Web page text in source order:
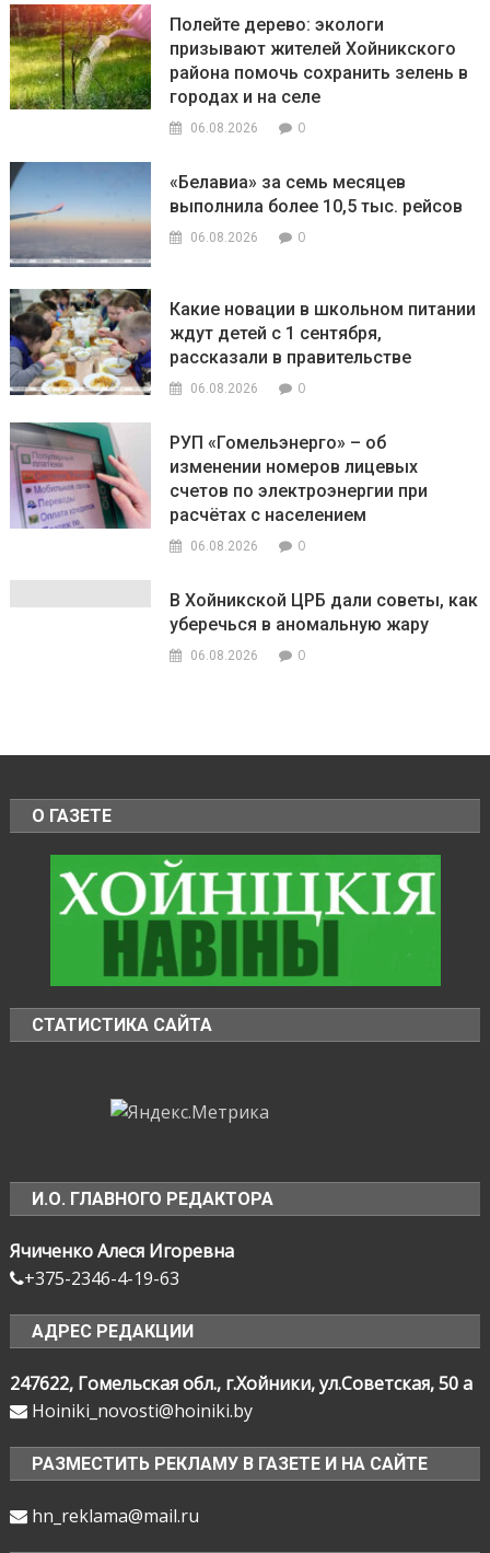
Полейте дерево: экологи
призывают жителей Хойникского
района помочь сохранить зелень в
городах и на селе
06.08.2026 0
«Белавиа» за семь месяцев
выполнила более 10,5 тыс. рейсов
06.08.2026 0
Какие новации в школьном питании
ждут детей с 1 сентября,
рассказали в правительстве
06.08.2026 0
РУП «Гомельэнерго» – об
изменении номеров лицевых
счетов по электроэнергии при
расчётах с населением
06.08.2026 0
В Хойникской ЦРБ дали советы, как
уберечься в аномальную жару
06.08.2026 0
О ГАЗЕТЕ
СТАТИСТИКА САЙТА
И.О. ГЛАВНОГО РЕДАКТОРА
Ячиченко Алеся Игоревна
+375-2346-4-19-63
АДРЕС РЕДАКЦИИ
247622, Гомельская обл., г.Хойники, ул.Советская, 50 а
Hoiniki_novosti@hoiniki.by
РАЗМЕСТИТЬ РЕКЛАМУ В ГАЗЕТЕ И НА САЙТЕ
hn_reklama@mail.ru